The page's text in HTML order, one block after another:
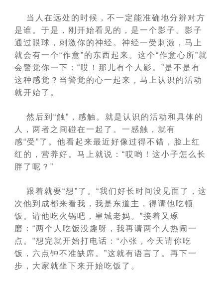
当人在远处的时候，不一定能准确地分辨对方
是谁。于是，刚开始看见的，是一个影子。影子
通过眼球，刺激你的神经。神经一受刺激，马上
就会有一个“作意”的东西起来。这个“作意心所”就
会警觉你一下：“哎！那儿有个人影。”是不是有
这种感觉？当警觉的心一起来，马上认识的活动
就开始了。
然后到“触”，感触。就是认识的活动和具体的
人，两者之间碰在一起了。一感触，就有
感“受”了。他看起来最近好像过得不错，脸上红
红的，营养好。马上就说：“哎哟！这小子怎么长
胖了呢？”
跟着就要“想”了。“我们好长时间没见面了，这
次他到成都来看我，我是东道主，得请他吃顿
饭。请他吃火锅吧，皇城老妈。”接着又琢
磨：“两个人吃饭没趣呀，我再请两个人热闹一
点。”想完就开始打电话：“小张，今天请你吃
饭，六点钟不准缺席。”这就有语言了。再下一
步，大家就坐下来开始吃饭了。